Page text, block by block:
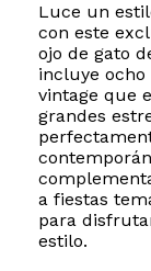
Luce un
con este
ojo de gato
incluye
vintage que
grandes
a fiestas
para
estilo.